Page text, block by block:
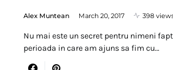
Alex Muntean March 20, 2017 398
Nu mai este un secret pentru nimeni
perioada in care am ajuns sa fim cu…